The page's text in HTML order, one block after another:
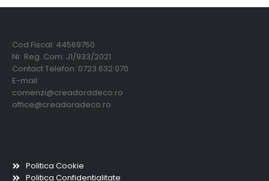
Cod Fiscal: 44569750
Nr. Reg. Com: J1/933/2021
Contact Telefon: 0723 632 070
E-mail:
comenzi@creadoradeco.ro
office@creadoradeco.ro
Politica Cookie
Politica Confidentialitate